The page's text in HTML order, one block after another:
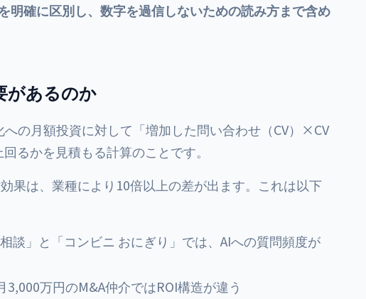
明確に区別し、数字を過信しないための読み方まで含め
があるのか
の月額投資に対して「増加した問い合わせ（CV）×CV
るかを見積もる計算のことです。
果は、業種により10倍以上の差が出ます。これは以下
談」と「コンビニ おにぎり」では、AIへの質問頻度が
3,000万円のM&A仲介ではROI構造が違う